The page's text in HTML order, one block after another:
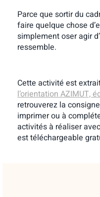
Parce que sortir du
faire quelque chose
simplement oser agir
ressemble.
Cette activité est
l’orientation AZIMUT,
retrouverez la
imprimer ou à
activités à réaliser
est téléchargeable